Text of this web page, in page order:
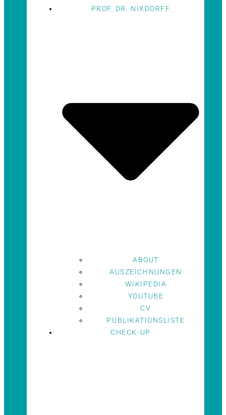
PROF. DR. NIXDORFF
ABOUT
AUSZEICHNUNGEN
WIKIPEDIA
YOUTUBE
CV
PUBLIKATIONSLISTE
CHECK-UP